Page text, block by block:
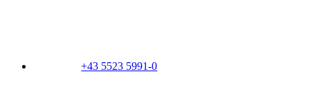
+43 5523 5991-0